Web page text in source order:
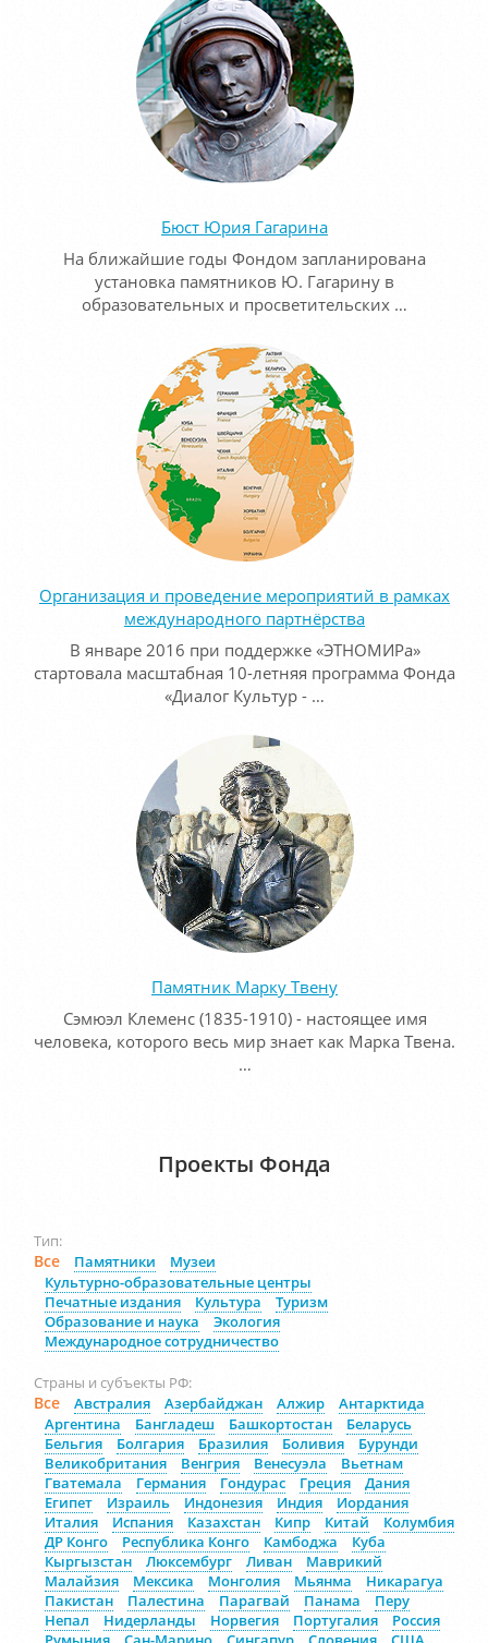
Бюст Юрия Гагарина
На ближайшие годы Фондом запланирована
установка памятников Ю. Гагарину в
образовательных и просветительских …
Организация и проведение мероприятий в рамках
международного партнёрства
В январе 2016 при поддержке «ЭТНОМИРа»
стартовала масштабная 10-летняя программа Фонда
«Диалог Культур - …
Памятник Марку Твену
Сэмюэл Клеменс (1835-1910) - настоящее имя
человека, которого весь мир знает как Марка Твена.
…
Проекты Фонда
Тип:
Все Памятники
Музеи
Культурно-образовательные центры
Печатные издания
Культура
Туризм
Образование и наука
Экология
Международное сотрудничество
Страны и субъекты РФ:
Все Австралия Азербайджан Алжир
Антарктида
Аргентина
Бангладеш Башкортостан
Беларусь
Бельгия
Болгария Бразилия Боливия
Бурунди
Великобритания
Венгрия Венесуэла
Вьетнам
Гватемала
Германия Гондурас Греция
Дания
Египет
Израиль Индонезия Индия
Иордания
Италия
Испания Казахстан Кипр Китай
Колумбия
ДР Конго
Республика Конго Камбоджа
Куба
Кыргызстан
Люксембург Ливан
Маврикий
Малайзия
Мексика Монголия Мьянма
Никарагуа
Пакистан
Палестина Парагвай Панама
Перу
Непал
Нидерланды Норвегия Португалия
Россия